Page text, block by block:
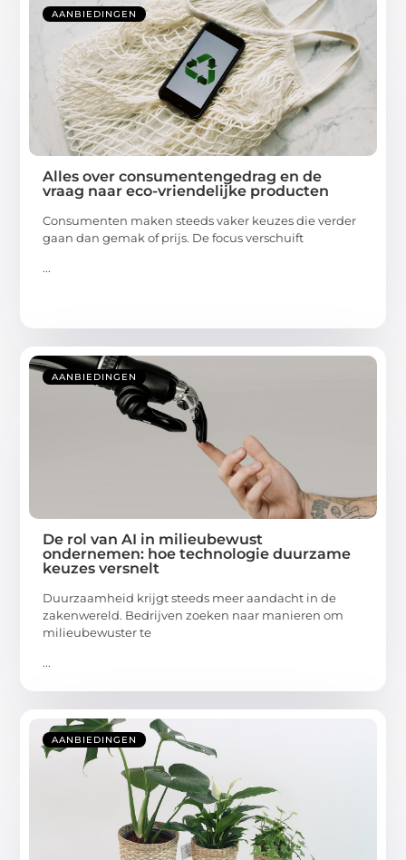
AANBIEDINGEN
Alles over consumentengedrag en de
vraag naar eco-vriendelijke producten
Consumenten maken steeds vaker keuzes die verder
gaan dan gemak of prijs. De focus verschuift
...
AANBIEDINGEN
De rol van AI in milieubewust
ondernemen: hoe technologie duurzame
keuzes versnelt
Duurzaamheid krijgt steeds meer aandacht in de
zakenwereld. Bedrijven zoeken naar manieren om
milieubewuster te
...
AANBIEDINGEN